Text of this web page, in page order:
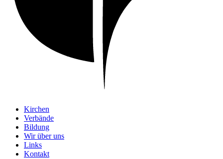
Kirchen
Verbände
Bildung
Wir über uns
Links
Kontakt